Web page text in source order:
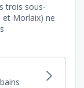
trois sous-
et Morlaix) ne